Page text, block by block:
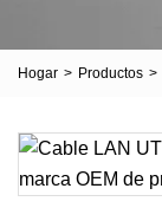
Hogar > Productos >